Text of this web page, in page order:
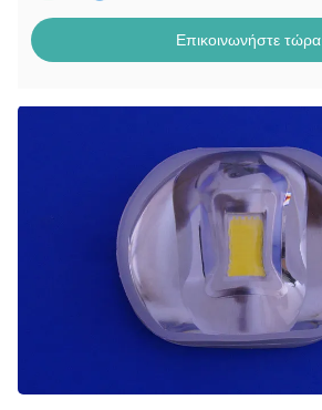
Επικοινωνήστε τώρα